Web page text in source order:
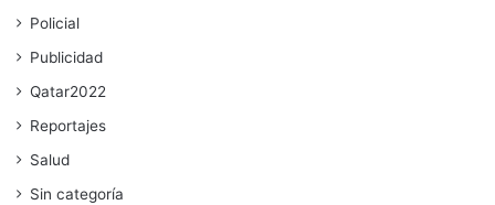
Policial
Publicidad
Qatar2022
Reportajes
Salud
Sin categoría